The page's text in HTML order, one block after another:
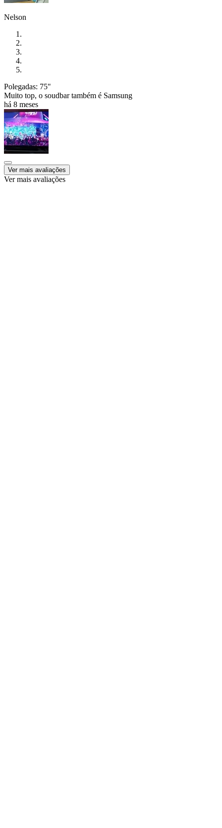
Nelson
Polegadas: 75"
Muito top, o soudbar também é Samsung
há 8 meses
Ver mais avaliações
Ver mais avaliações